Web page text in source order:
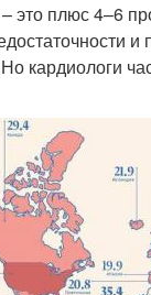
это плюс 4–6
кардиологи